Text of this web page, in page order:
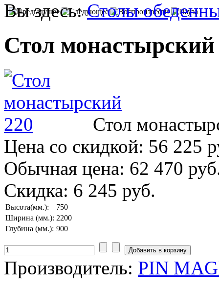
Вы здесь:Столы
Стол монастырский
Стол
Цена со скидкой: 56 225
Обычная цена: 62 470
Скидка: 6 245 руб.
Высота(мм.):
750
Ширина (мм.): 2200
Глубина (мм.): 900
Производитель: PIN